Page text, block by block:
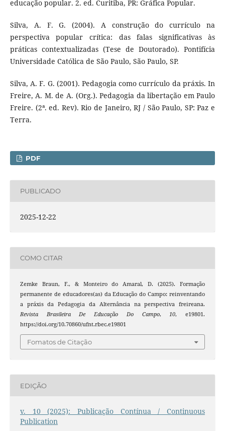
educação popular. 2. ed. Curitiba, PR: Gráfica Popular.
Silva, A. F. G. (2004). A construção do currículo na
perspectiva popular crítica: das falas significativas às
práticas contextualizadas (Tese de Doutorado). Pontifícia
Universidade Católica de São Paulo, São Paulo, SP.
Silva, A. F. G. (2001). Pedagogia como currículo da práxis. In
Freire, A. M. de A. (Org.). Pedagogia da libertação em Paulo
Freire. (2ª. ed. Rev). Rio de Janeiro, RJ / São Paulo, SP: Paz e
Terra.
PDF
PUBLICADO
2025-12-22
COMO CITAR
Zemke Braun, F., & Monteiro do Amaral, D. (2025). Formação
permanente de educadores(as) da Educação do Campo: reinventando
a práxis da Pedagogia da Alternância na perspectiva freireana.
Revista Brasileira De Educação Do Campo, 10, e19801.
https://doi.org/10.70860/ufnt.rbec.e19801
Fomatos de Citação
EDIÇÃO
v. 10 (2025): Publicação Contínua / Continuous
Publication